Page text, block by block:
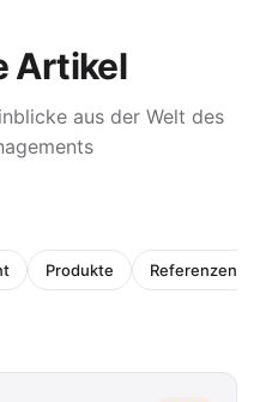
Artikel
aus der Welt des
Produkte Referenzen